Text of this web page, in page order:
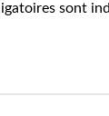
sont